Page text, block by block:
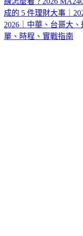
成的 5 件理財大事｜
2026｜中華、台哥大
單、時程、實戰指南